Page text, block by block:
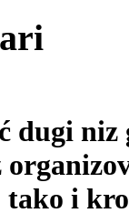
dugi
i